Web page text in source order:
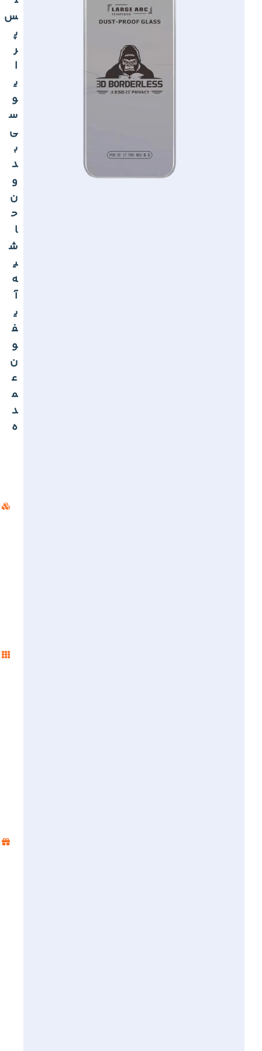
س
پ
ر
ا
ی
و
س
ی
ب
د
و
ن
ح
ا
ش
ی
ه
آ
ی
ف
و
ن
ع
م
د
ه